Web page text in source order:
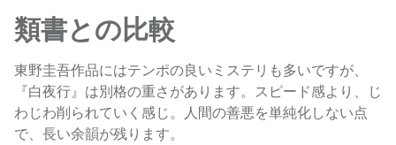
類書との比較
東野圭吾作品にはテンポの良いミステリも多いですが、
『白夜行』は別格の重さがあります。スピード感より、じ
わじわ削られていく感じ。人間の善悪を単純化しない点
で、長い余韻が残ります。